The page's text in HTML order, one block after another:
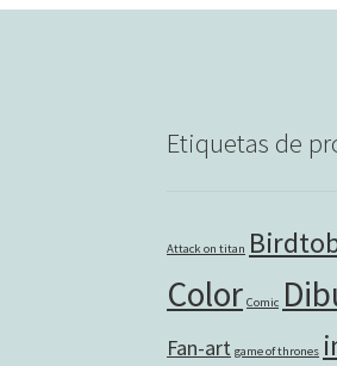
Etiquetas de
Attack on titan
Color Comic
Fan-art game of thrones